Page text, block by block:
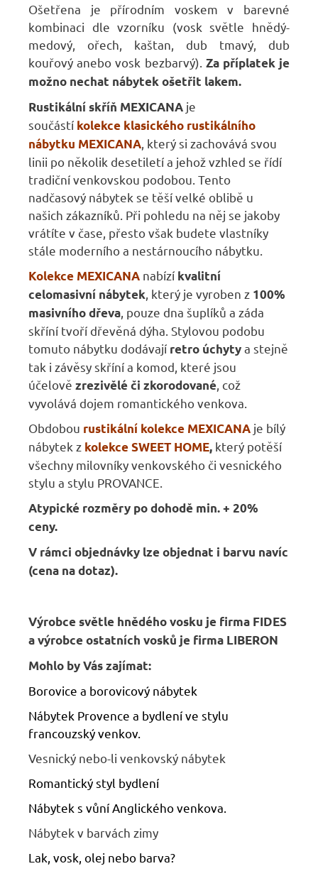
Ošetřena je přírodním voskem v barevné
kombinaci dle vzorníku (vosk světle hnědý-
medový, ořech, kaštan, dub tmavý, dub
kouřový anebo vosk bezbarvý). Za příplatek je
možno nechat nábytek ošetřit lakem.
Rustikální skříň MEXICANA je
součástí kolekce klasického rustikálního
nábytku MEXICANA, který si zachovává svou
linii po několik desetiletí a jehož vzhled se řídí
tradiční venkovskou podobou. Tento
nadčasový nábytek se těší velké oblibě u
našich zákazníků. Při pohledu na něj se jakoby
vrátíte v čase, přesto však budete vlastníky
stále moderního a nestárnoucího nábytku.
Kolekce MEXICANA nabízí kvalitní
celomasivní nábytek, který je vyroben z 100%
masivního dřeva, pouze dna šuplíků a záda
skříní tvoří dřevěná dýha. Stylovou podobu
tomuto nábytku dodávají retro úchytya stejně
tak i závěsy skříní a komod, které jsou
účelově zrezivělé či zkorodované, což
vyvolává dojem romantického venkova.
Obdobou rustikální kolekce MEXICANA je bílý
nábytek z kolekce SWEET HOME, který potěší
všechny milovníky venkovského či vesnického
stylu a stylu PROVANCE.
Atypické rozměry po dohodě min. + 20%
ceny.
V rámci objednávky lze objednat i barvu navíc
(cena na dotaz).
Výrobce světle hnědého vosku je firma FIDES
a výrobce ostatních vosků je firma LIBERON
Mohlo by Vás zajímat:
Borovice a borovicový nábytek
Nábytek Provence a bydlení ve stylu
francouzský venkov.
Vesnický nebo-li venkovský nábytek
Romantický styl bydlení
Nábytek s vůní Anglického venkova.
Nábytek v barvách zimy
Lak, vosk, olej nebo barva?